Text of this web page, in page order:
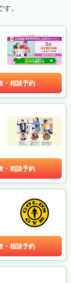
。
・相談予約
・相談予約
・相談予約